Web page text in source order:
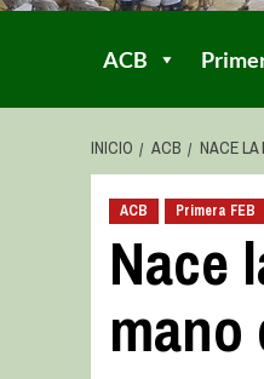
ACB
INICIO ACB NACE LA
ACB Primera FEB
Nace
mano